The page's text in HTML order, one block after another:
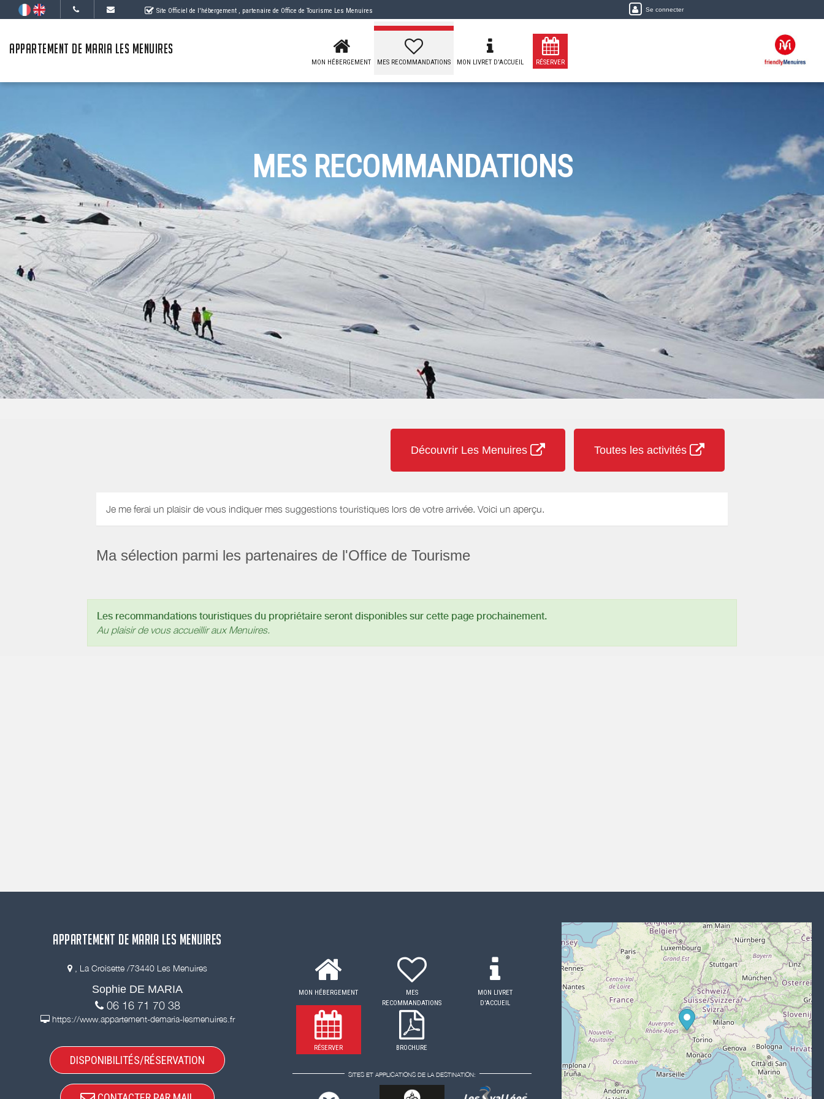
Site Officiel de l'hébergement , partenaire de Office de Tourisme Les Menuires Se connecter
APPARTEMENT DE MARIA LES MENUIRES
MON HÉBERGEMENT MES RECOMMANDATIONS MON LIVRET D'ACCUEIL RÉSERVER
MES RECOMMANDATIONS
Découvrir Les Menuires Toutes les activités
Je me ferai un plaisir de vous indiquer mes suggestions touristiques lors de votre arrivée. Voici un aperçu.
Ma sélection parmi les partenaires de l'Office de Tourisme
Les recommandations touristiques du propriétaire seront disponibles sur cette page prochainement.
Au plaisir de vous accueillir aux Menuires.
APPARTEMENT DE MARIA LES MENUIRES
, La Croisette /73440 Les Menuires
Sophie DE MARIA
06 16 71 70 38
https://www.appartement-demaria-lesmenuires.fr
DISPONIBILITÉS/RÉSERVATION
MON HÉBERGEMENT
MES
RECOMMANDATIONS
MON LIVRET
D'ACCUEIL
RÉSERVER BROCHURE
SITES ET APPLICATIONS DE LA DESTINATION: